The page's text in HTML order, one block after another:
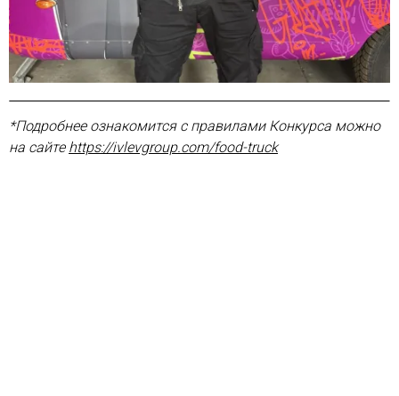
*Подробнее ознакомится с правилами Конкурса можно
на сайте https://ivlevgroup.com/food-truck